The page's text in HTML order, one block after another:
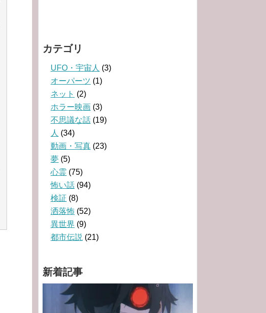
カテゴリ
UFO・宇宙人 (3)
オーパーツ (1)
ネット (2)
ホラー映画 (3)
不思議な話 (19)
人 (34)
動画・写真 (23)
夢 (5)
心霊 (75)
怖い話 (94)
検証 (8)
洒落怖 (52)
異世界 (9)
都市伝説 (21)
新着記事